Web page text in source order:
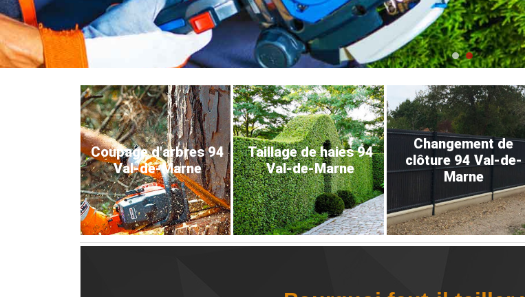
Coupage d'arbres 94
Val-de-Marne
Taillage de haies 94
Val-de-Marne
Changement de
clôture 94 Val-de-
Marne